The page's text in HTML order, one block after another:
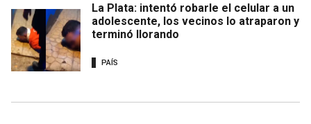
La Plata: intentó robarle el celular a un
adolescente, los vecinos lo atraparon y
terminó llorando
PAÍS